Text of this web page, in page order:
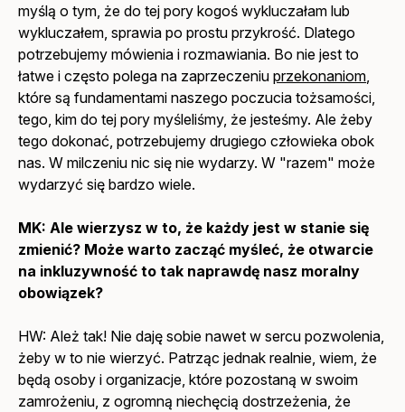
myślą o tym, że do tej pory kogoś wykluczałam lub
wykluczałem, sprawia po prostu przykrość. Dlatego
potrzebujemy mówienia i rozmawiania. Bo nie jest to
łatwe i często polega na zaprzeczeniuprzekonaniom,
które są fundamentami naszego poczucia tożsamości,
tego, kim do tej pory myśleliśmy, że jesteśmy. Ale żeby
tego dokonać, potrzebujemy drugiego człowieka obok
nas. W milczeniu nic się nie wydarzy. W "razem" może
wydarzyć się bardzo wiele.
MK: Ale wierzysz w to, że każdy jest w stanie się
zmienić? Może warto zacząć myśleć, że otwarcie
na inkluzywność to tak naprawdę nasz moralny
obowiązek?
HW: Ależ tak! Nie daję sobie nawet w sercu pozwolenia,
żeby w to nie wierzyć. Patrząc jednak realnie, wiem, że
będą osoby i organizacje, które pozostaną w swoim
zamrożeniu, z ogromną niechęcią dostrzeżenia, że